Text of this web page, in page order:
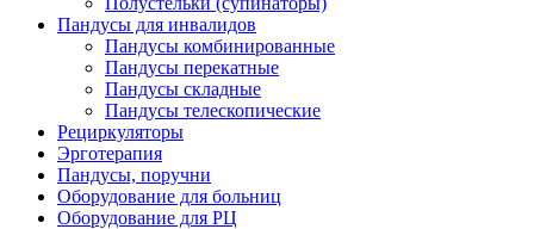
Пандусы для инвалидов
Пандусы комбинированные
Пандусы перекатные
Пандусы складные
Пандусы телескопические
Рециркуляторы
Эрготерапия
Пандусы, поручни
Оборудование для больниц
Оборудование для РЦ